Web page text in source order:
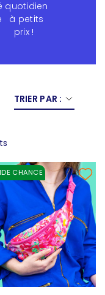
quotidien
à petits
prix !
TRIER PAR :
CHANCE